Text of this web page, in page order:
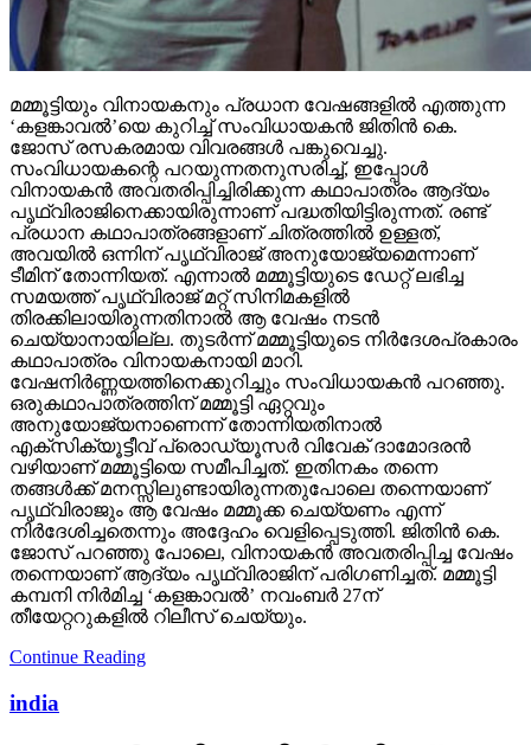
മമ്മൂട്ടിയും വിനായകനും പ്രധാന വേഷങ്ങളില്‍ എത്തുന്ന
‘കളങ്കാവല്‍’യെ കുറിച്ച് സംവിധായകന്‍ ജിതിന്‍ കെ.
ജോസ് രസകരമായ വിവരങ്ങള്‍ പങ്കുവെച്ചു.
സംവിധായകന്റെ പറയുന്നതനുസരിച്ച്, ഇപ്പോള്‍
വിനായകന്‍ അവതരിപ്പിച്ചിരിക്കുന്ന കഥാപാത്രം ആദ്യം
പൃഥ്വിരാജിനെക്കായിരുന്നാണ് പദ്ധതിയിട്ടിരുന്നത്. രണ്ട്
പ്രധാന കഥാപാത്രങ്ങളാണ് ചിത്രത്തില്‍ ഉള്ളത്,
അവയില്‍ ഒന്നിന് പൃഥ്വിരാജ് അനുയോജ്യമെന്നാണ്
ടീമിന് തോന്നിയത്. എന്നാല്‍ മമ്മൂട്ടിയുടെ ഡേറ്റ് ലഭിച്ച
സമയത്ത് പൃഥ്വിരാജ് മറ്റ് സിനിമകളില്‍
തിരക്കിലായിരുന്നതിനാല്‍ ആ വേഷം നടന്‍
ചെയ്യാനായില്ല. തുടര്‍ന്ന് മമ്മൂട്ടിയുടെ നിര്‍ദേശപ്രകാരം
കഥാപാത്രം വിനായകനായി മാറി.
വേഷനിര്‍ണ്ണയത്തിനെക്കുറിച്ചും സംവിധായകന്‍ പറഞ്ഞു.
ഒരുകഥാപാത്രത്തിന് മമ്മൂട്ടി ഏറ്റവും
അനുയോജ്യനാണെന്ന് തോന്നിയതിനാല്‍
എക്‌സിക്യൂട്ടീവ് പ്രൊഡ്യൂസര്‍ വിവേക് ദാമോദരന്‍
വഴിയാണ് മമ്മൂട്ടിയെ സമീപിച്ചത്. ഇതിനകം തന്നെ
തങ്ങള്‍ക്ക് മനസ്സിലുണ്ടായിരുന്നതുപോലെ തന്നെയാണ്
പൃഥ്വിരാജും ആ വേഷം മമ്മൂക്ക ചെയ്യണം എന്ന്
നിര്‍ദേശിച്ചതെന്നും അദ്ദേഹം വെളിപ്പെടുത്തി. ജിതിന്‍ കെ.
ജോസ് പറഞ്ഞു പോലെ, വിനായകന്‍ അവതരിപ്പിച്ച വേഷം
തന്നെയാണ് ആദ്യം പൃഥ്വിരാജിന് പരിഗണിച്ചത്. മമ്മൂട്ടി
കമ്പനി നിര്‍മിച്ച ‘കളങ്കാവല്‍’ നവംബര്‍ 27ന്
തീയേറ്ററുകളില്‍ റിലീസ് ചെയ്യും.
Continue Reading
india